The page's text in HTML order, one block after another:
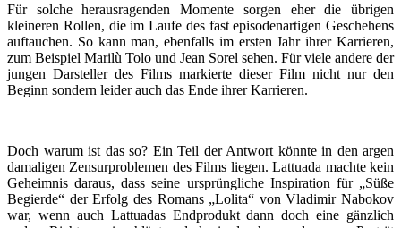
Für solche herausragenden Momente sorgen eher die übrigen
kleineren Rollen, die im Laufe des fast episodenartigen Geschehens
auftauchen. So kann man, ebenfalls im ersten Jahr ihrer Karrieren,
zum Beispiel Marilù Tolo und Jean Sorel sehen. Für viele andere der
jungen Darsteller des Films markierte dieser Film nicht nur den
Beginn sondern leider auch das Ende ihrer Karrieren.
Doch warum ist das so? Ein Teil der Antwort könnte in den argen
damaligen Zensurproblemen des Films liegen. Lattuada machte kein
Geheimnis daraus, dass seine ursprüngliche Inspiration für „Süße
Begierde“ der Erfolg des Romans „Lolita“ von Vladimir Nabokov
war, wenn auch Lattuadas Endprodukt dann doch eine gänzlich